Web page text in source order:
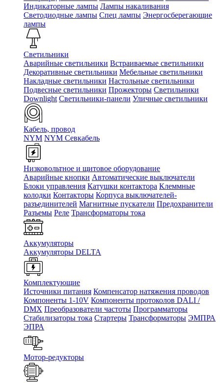
Индикаторные лампы Лампы накаливания
Светодиодные лампы Спец лампы Энергосберегающие
лампы
Светильники
Аварийные светильники Встраиваемые светильники
Декоративные светильники Мебельные светильники
Накладные светильники Настольные светильники
Подвесные светильники Прожекторы Светильники
Downlight Светильники-панели Уличные светильники
Кабель, провод
NYM NYM Севкабель
Низковольтное и щитовое оборудование
Аварийные кнопки Автоматические выключатели
Блоки управления Катушки контактора Клеммные
колодки Контакторы Корпуса выключателей-
разъединителей Магнитные пускатели Предохранители
Разъемы Реле Трансформаторы тока
Аккумуляторы
Аккумуляторы DELTA
Комплектующие
Источники питания Компенсатор натяжения проводов
Компоненты 1-10V Компоненты протоколов DALI /
DMX Преобразователи частоты Программаторы
Стабилизаторы тока Стартеры Трансформаторы ЭМПРА
ЭПРА
Мотор-редукторы